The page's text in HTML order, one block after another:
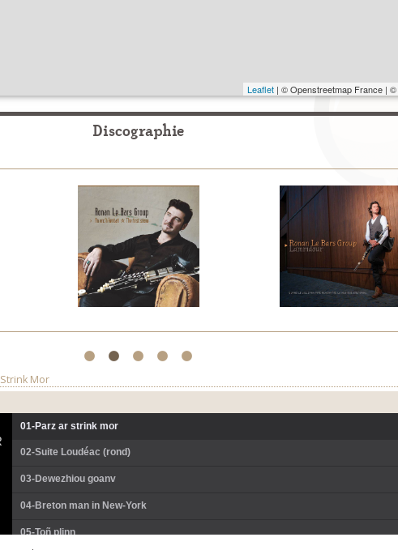
Leaflet| © Openstreetmap France | ©
Discographie
1 2 3 4 5
Strink Mor
01-Parz ar strink mor
02-Suite Loudéac (rond)
03-Dewezhiou goanv
04-Breton man in New-York
05-Toñ plinn